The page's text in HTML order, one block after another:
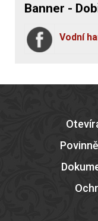
Banner -
Vodní